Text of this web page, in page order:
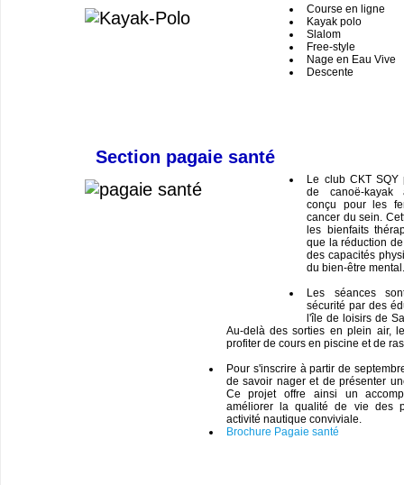
Course en ligne
Kayak polo
Slalom
Free-style
Nage en Eau Vive
Descente
Section pagaie santé
Le club CKT SQY
de canoë-kayak
conçu pour les
cancer du sein.
les bienfaits
que la réduction
des capacités
du bien-être
Les séances
sécurité par des
l'île de loisirs de
Au-delà des sorties en plein air,
profiter de cours en piscine et de
Pour s'inscrire à partir de
de savoir nager et de présenter
Ce projet offre ainsi un
améliorer la qualité de vie des
activité nautique conviviale.
Brochure Pagaie santé